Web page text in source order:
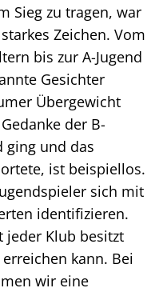
Sieg zu tragen, war
Zeichen. Vom
bis zur A-Jugend
Gesichter
Übergewicht
der B-
ging und das
ist beispiellos.
sich mit
identifizieren.
jeder Klub besitzt
kann. Bei
wir eine